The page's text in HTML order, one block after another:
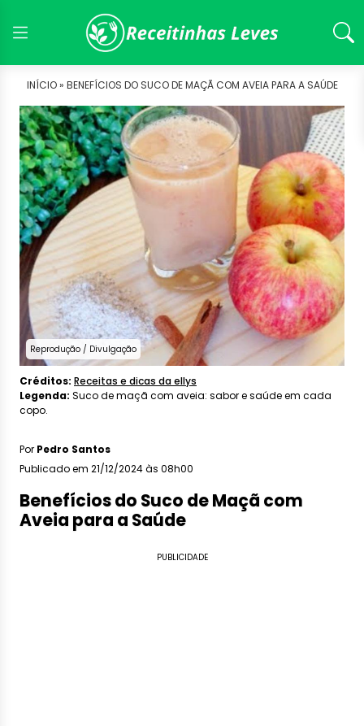
INÍCIO » BENEFÍCIOS DO SUCO DE MAÇÃ COM AVEIA PARA A SAÚDE
Reprodução / Divulgação
Créditos: Receitas e dicas da ellys
Legenda: Suco de maçã com aveia: sabor e saúde em cada
copo.
Por Pedro Santos
Publicado em 21/12/2024 às 08h00
Benefícios do Suco de Maçã com
Aveia para a Saúde
PUBLICIDADE